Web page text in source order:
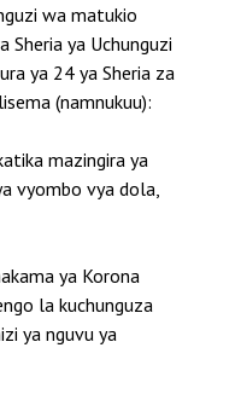
wa matukio
ya Uchunguzi
ya 24 ya Sheria za
(namnukuu):
mazingira ya
vyombo vya dola,
ya Korona
la kuchunguza
ya nguvu ya